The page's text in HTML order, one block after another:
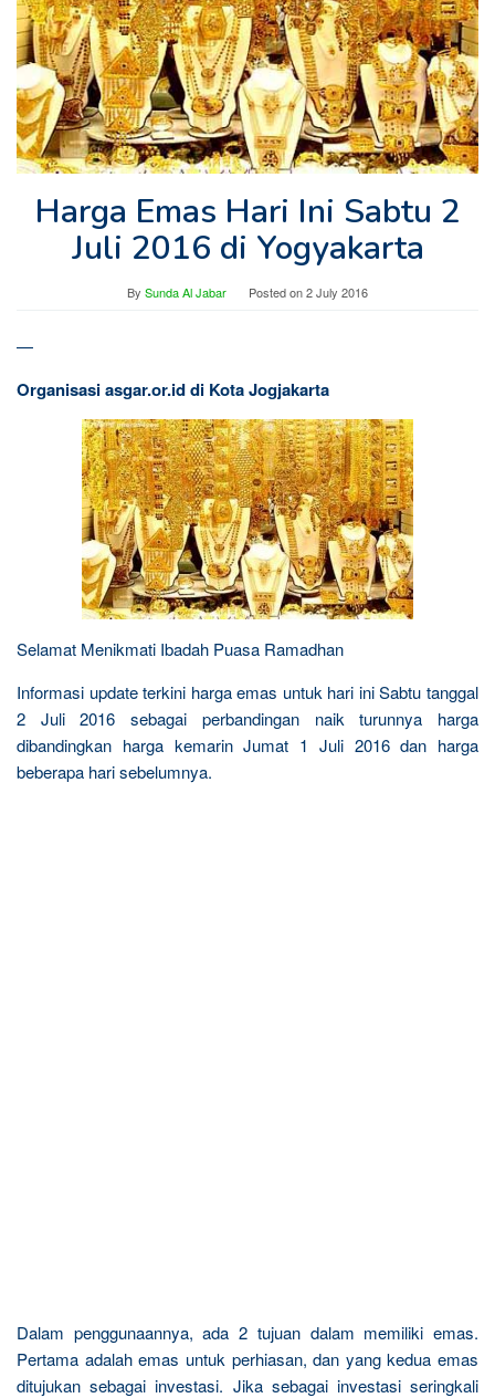
Harga Emas Hari Ini Sabtu 2
Juli 2016 di Yogyakarta
By Sunda Al Jabar Posted on2 July 2016
—
Organisasi asgar.or.id di Kota Jogjakarta
Selamat Menikmati Ibadah Puasa Ramadhan
Informasi update terkini harga emas untuk hari ini Sabtu tanggal
2 Juli 2016 sebagai perbandingan naik turunnya harga
dibandingkan harga kemarin Jumat 1 Juli 2016 dan harga
beberapa hari sebelumnya.
Dalam penggunaannya, ada 2 tujuan dalam memiliki emas.
Pertama adalah emas untuk perhiasan, dan yang kedua emas
ditujukan sebagai investasi. Jika sebagai investasi seringkali